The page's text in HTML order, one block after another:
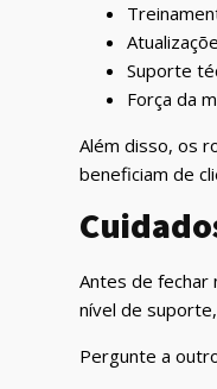
Suporte
Força da
Além disso, os
beneficiam de
Antes de fechar
nível de
Pergunte a